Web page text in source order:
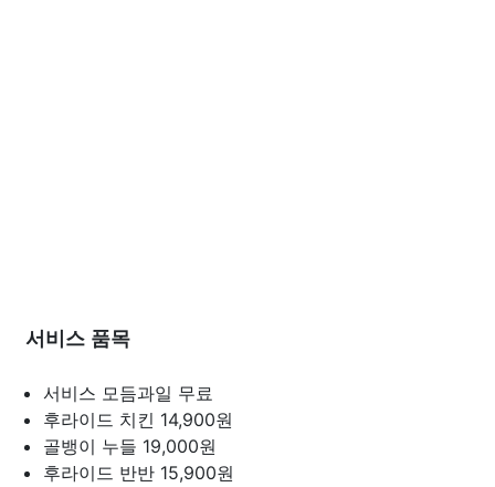
서비스 품목
서비스 모듬과일 무료
후라이드 치킨 14,900원
골뱅이 누들 19,000원
후라이드 반반 15,900원